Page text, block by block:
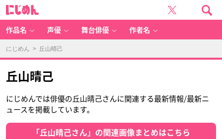
作品名 声優 舞台俳優 作者名
にじめん > 丘山晴己
丘山晴己
にじめんでは俳優の丘山晴己さんに関連する最新情報/最新ニ
ュースを掲載しています。
「丘山晴己さん」の関連画像まとめはこちら